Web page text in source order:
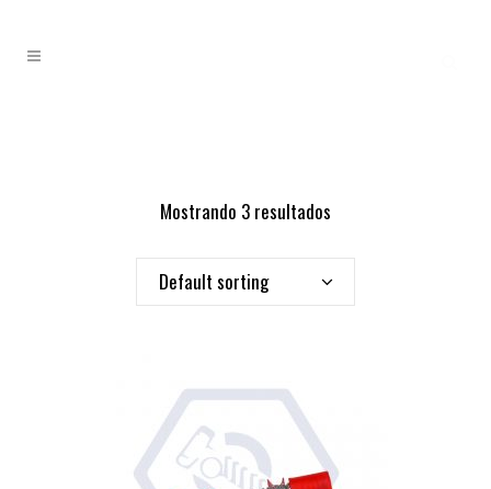
Mostrando 3 resultados
Default sorting